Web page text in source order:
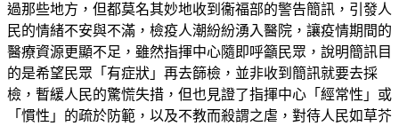
過那些地方，但都莫名其妙地收到衞福部的警告簡訊，引發人
民的情緒不安與不滿，檢疫人潮紛紛湧入醫院，讓疫情期間的
醫療資源更顯不足，雖然指揮中心隨即呼籲民眾，說明簡訊目
的是希望民眾「有症狀」再去篩檢，並非收到簡訊就要去採
檢，暫緩人民的驚慌失措，但也見證了指揮中心「經常性」或
「慣性」的疏於防範，以及不教而殺謂之虐，對待人民如草芥